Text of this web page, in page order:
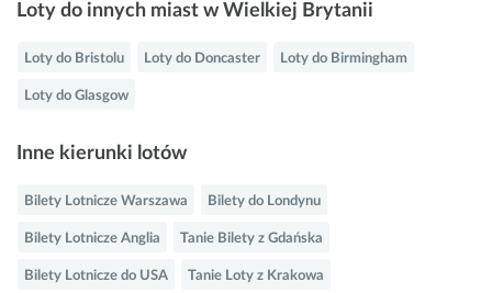
Loty do innych miast w Wielkiej Brytanii
Loty do Bristolu Loty do Doncaster Loty do Birmingham
Loty do Glasgow
Inne kierunki lotów
Bilety Lotnicze Warszawa Bilety do Londynu
Bilety Lotnicze Anglia Tanie Bilety z Gdańska
Bilety Lotnicze do USA Tanie Loty z Krakowa